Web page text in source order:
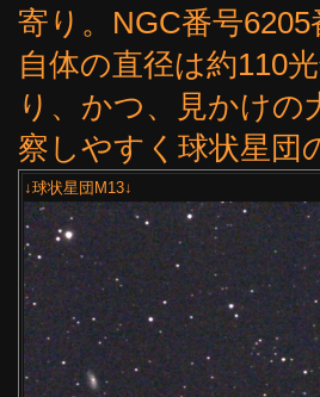
寄り。NGC番号
自体の直径は約110
り、かつ、見かけ
察しやすく球状星団
↓球状星団M13↓